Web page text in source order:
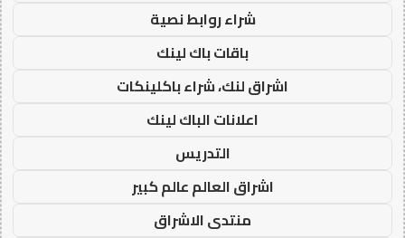
شراء روابط نصية
باقات باك لينك
اشراق لنك، شراء باكلينكات
اعلانات الباك لينك
التدريس
اشراق العالم عالم كبير
منتدى الاشراق